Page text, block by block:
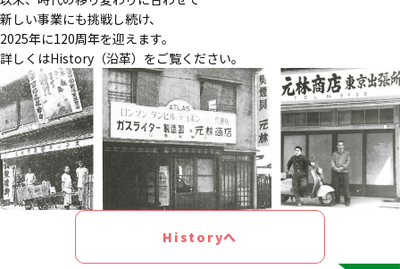
新しい事業にも挑戦し続け、
2025年に120周年を迎えます。
詳しくはHistory（沿革）をご覧ください。
Historyへ